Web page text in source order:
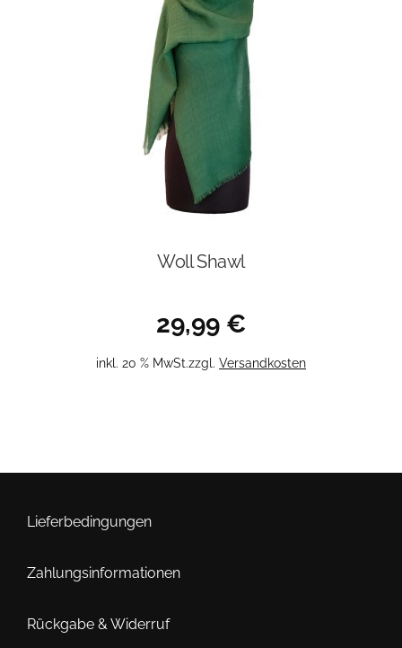
Woll Shawl
29,99 €
inkl. 20 % MwSt.zzgl. Versandkosten
Lieferbedingungen
Zahlungsinformationen
Rückgabe & Widerruf